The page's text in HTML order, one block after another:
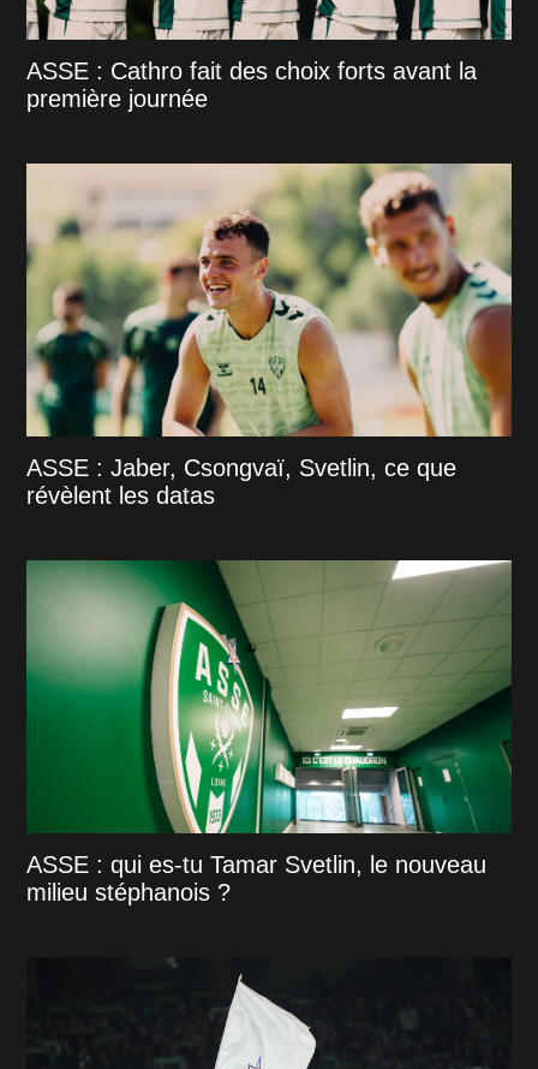
ASSE : Cathro fait des choix forts avant la
première journée
ASSE : Jaber, Csongvaï, Svetlin, ce que
révèlent les datas
ASSE : qui es-tu Tamar Svetlin, le nouveau
milieu stéphanois ?